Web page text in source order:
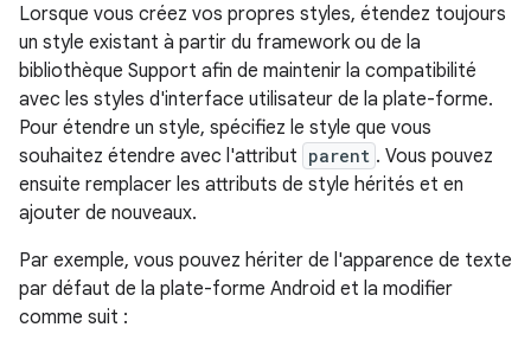
Lorsque vous créez vos propres styles, étendez toujours
un style existant à partir du framework ou de la
bibliothèque Support afin de maintenir la compatibilité
avec les styles d'interface utilisateur de la plate-forme.
Pour étendre un style, spécifiez le style que vous
souhaitez étendre avec l'attribut parent . Vous pouvez
ensuite remplacer les attributs de style hérités et en
ajouter de nouveaux.
Par exemple, vous pouvez hériter de l'apparence de texte
par défaut de la plate-forme Android et la modifier
comme suit :